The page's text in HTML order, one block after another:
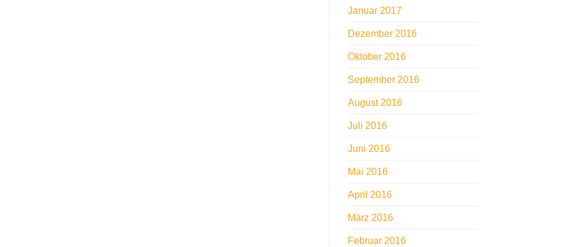
Januar 2017
Dezember 2016
Oktober 2016
September 2016
August 2016
Juli 2016
Juni 2016
Mai 2016
April 2016
März 2016
Februar 2016